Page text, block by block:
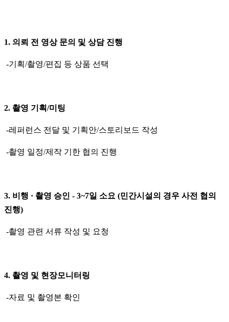
1. 의뢰 전 영상 문의 및 상담 진행
-기획/촬영/편집 등 상품 선택
2. 촬영 기획/미팅
-레퍼런스 전달 및 기획안/스토리보드 작성
-촬영 일정/제작 기한 협의 진행
3. 비행 · 촬영 승인 - 3~7일 소요 (민간시설의 경우 사전 협의
진행)
-촬영 관련 서류 작성 및 요청
4. 촬영 및 현장모니터링
-자료 및 촬영본 확인